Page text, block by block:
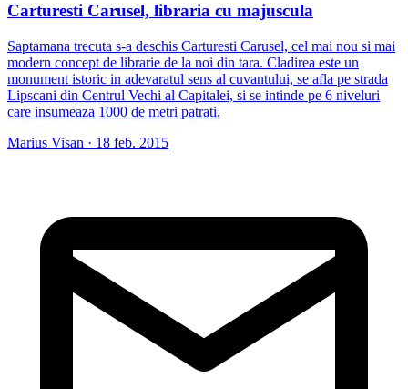
Carturesti Carusel, libraria cu majuscula
Saptamana trecuta s-a deschis Carturesti Carusel, cel mai nou si mai
modern concept de librarie de la noi din tara. Cladirea este un
monument istoric in adevaratul sens al cuvantului, se afla pe strada
Lipscani din Centrul Vechi al Capitalei, si se intinde pe 6 niveluri
care insumeaza 1000 de metri patrati.
Marius Visan · 18 feb. 2015